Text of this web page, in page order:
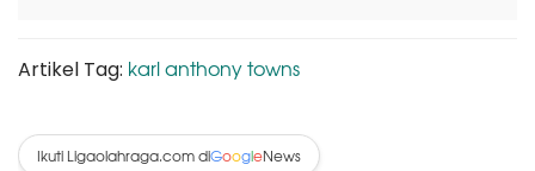
Artikel Tag: karl anthony towns
Ikuti Ligaolahraga.com diGoogleNews